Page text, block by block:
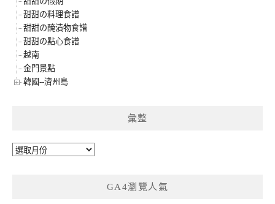
甜甜の料理食譜
甜甜の醃漬物食譜
甜甜の點心食譜
越南
金門景點
韓國--濟州島
彙整
彙
GA4瀏覽人氣